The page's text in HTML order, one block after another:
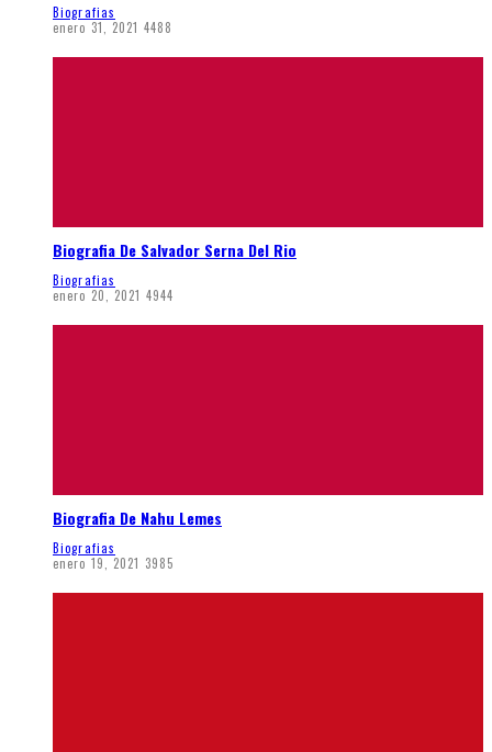
Biografias
enero 31, 2021 4488
Biografia De Salvador Serna Del Rio
Biografias
enero 20, 2021 4944
Biografia De Nahu Lemes
Biografias
enero 19, 2021 3985